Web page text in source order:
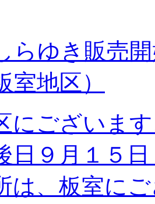
らゆき販売
室地区）
にございま
日９月１５
は、板室に